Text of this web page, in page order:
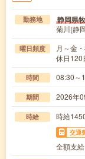
勤務地 静岡県
菊川(静
曜日頻度
月～金
休日120
時間 08:30～
期間 2026年
時給 時給
交通
全額支給